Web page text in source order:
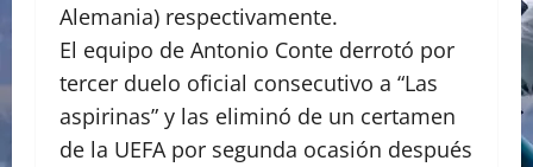
Alemania) respectivamente.
El equipo de Antonio Conte derrotó por
tercer duelo oficial consecutivo a “Las
aspirinas” y las eliminó de un certamen
de la UEFA por segunda ocasión después